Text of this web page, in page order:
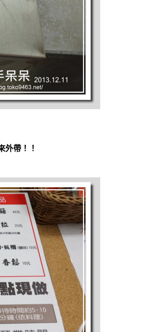
外帶！！